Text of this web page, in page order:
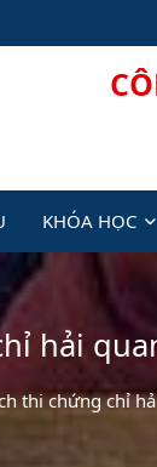
KHÓA HỌC
hải
thi chứng chỉ